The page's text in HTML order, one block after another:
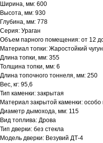
Ширина, мм: 600
Высота, мм: 930
Глубина, мм: 778
Серия: Ураган
Объем парного помещения: от 12
Материал топки: Жаростойкий
Длина топки, мм: 355
Толщина топки, мм: 6
Длина топочного тоннеля, мм: 250
Вес, кг: 95,6
Тип каменки: закрытая
Материал закрытой каменки:
Диаметр дымохода, мм: 115
Вид топлива: Дрова
Тип дверки: без стекла
Модель дверки: Везувий ДТ-4